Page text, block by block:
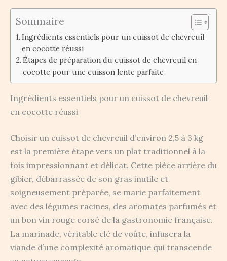
Sommaire
Ingrédients essentiels pour un cuissot de chevreuil
en cocotte réussi
Étapes de préparation du cuissot de chevreuil en
cocotte pour une cuisson lente parfaite
Ingrédients essentiels pour un cuissot de chevreuil
en cocotte réussi
Choisir un cuissot de chevreuil d’environ 2,5 à 3 kg
est la première étape vers un plat traditionnel à la
fois impressionnant et délicat. Cette pièce arrière du
gibier, débarrassée de son gras inutile et
soigneusement préparée, se marie parfaitement
avec des légumes racines, des aromates parfumés et
un bon vin rouge corsé de la gastronomie française.
La marinade, véritable clé de voûte, infusera la
viande d’une complexité aromatique qui transcende